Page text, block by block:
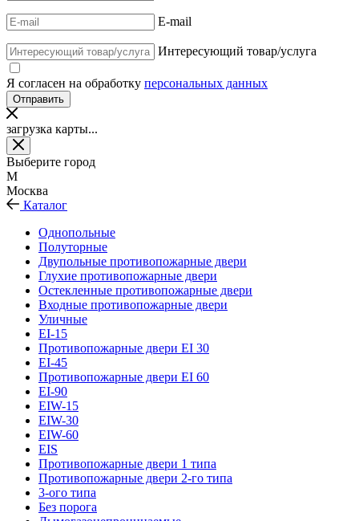
E-mail
Интересующий товар/услуга
Я согласен на обработку персональных данных
загрузка карты...
Выберите город
М
Москва
Каталог
Однопольные
Полуторные
Двупольные противопожарные двери
Глухие противопожарные двери
Остекленные противопожарные двери
Входные противопожарные двери
Уличные
EI-15
Противопожарные двери EI 30
EI-45
Противопожарные двери EI 60
EI-90
EIW-15
EIW-30
EIW-60
EIS
Противопожарные двери 1 типа
Противопожарные двери 2-го типа
3-ого типа
Без порога